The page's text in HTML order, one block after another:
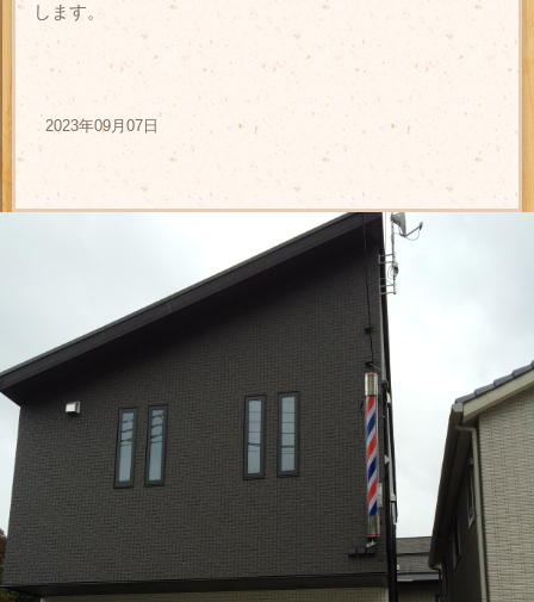
します。
2023年09月07日